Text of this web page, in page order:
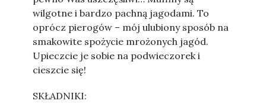
wilgotne i bardzo pachną jagodami. To
oprócz pierogów – mój ulubiony sposób na
smakowite spożycie mrożonych jagód.
Upieczcie je sobie na podwieczorek i
cieszcie się!
SKŁADNIKI: